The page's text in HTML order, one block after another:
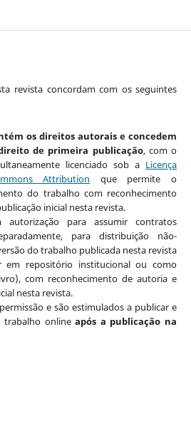
revista concordam com os seguintes
os direitos autorais e concedem
de primeira publicação, com o
licenciado sob a Licença
Attribution que permite o
do trabalho com reconhecimento
inicial nesta revista.
autorização para assumir contratos
para distribuição não-
do trabalho publicada nesta revista
em repositório institucional ou como
com reconhecimento de autoria e
nesta revista.
e são estimulados a publicar e
trabalho onlineapós a publicação na